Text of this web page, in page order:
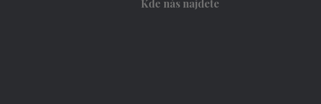
Kde nás najdete